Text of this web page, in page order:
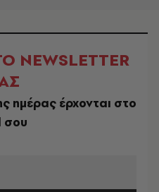
NEWSLETTER
ημέρας έρχονται στο
σου